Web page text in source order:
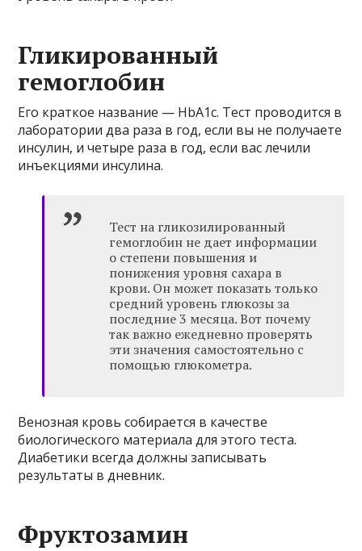
Гликированный
гемоглобин
Его краткое название — HbA1c. Тест проводится в
лаборатории два раза в год, если вы не получаете
инсулин, и четыре раза в год, если вас лечили
инъекциями инсулина.
Тест на гликозилированный
гемоглобин не дает информации
о степени повышения и
понижения уровня сахара в
крови. Он может показать только
средний уровень глюкозы за
последние 3 месяца. Вот почему
так важно ежедневно проверять
эти значения самостоятельно с
помощью глюкометра.
Венозная кровь собирается в качестве
биологического материала для этого теста.
Диабетики всегда должны записывать
результаты в дневник.
Фруктозамин